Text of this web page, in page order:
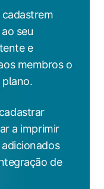
seu
e
membros o
a imprimir
de